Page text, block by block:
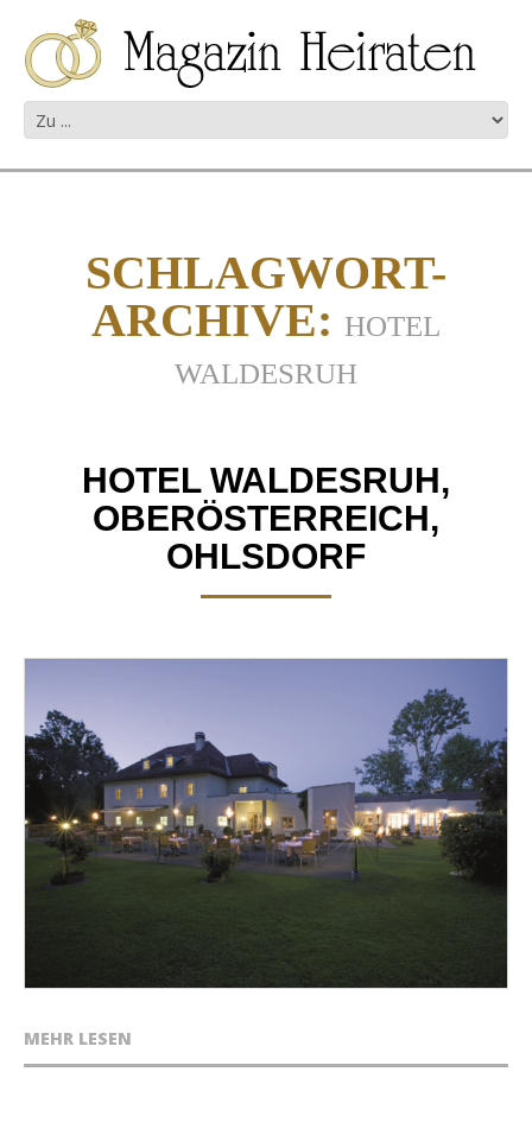
SCHLAGWORT-
ARCHIVE: HOTEL
WALDESRUH
HOTEL WALDESRUH,
OBERÖSTERREICH,
OHLSDORF
MEHR LESEN